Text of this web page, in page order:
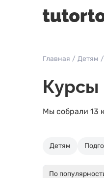
Главная / Детям /
Курсы
Мы собрали 13
Детям
По